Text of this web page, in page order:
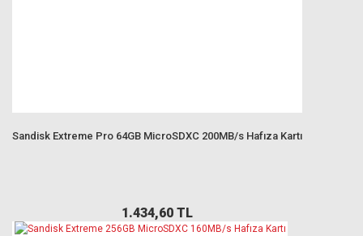
Sandisk Extreme Pro 64GB MicroSDXC 200MB/s Hafıza Kartı
1.434,60 TL